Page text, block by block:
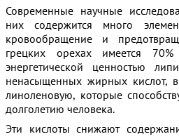
Современные научные
них содержится много
кровообращение и
грецких орехах имеется
энергетической ценностью
ненасыщенных жирных кислот,
линоленовую, которые
долголетию человека.
Эти кислоты снижают